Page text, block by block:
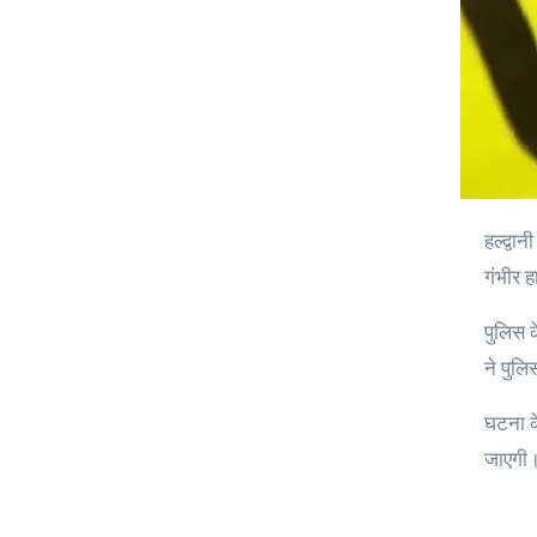
हल्द्वानी के हाथीखाल गाँव में शुक्रवार शाम एक महिला पर चाकू से हमला होने की घटना सामने आई है। इस वारदात में घायल महिला पुष्पा देवी को
गंभीर
पुलिस
ने
घटना